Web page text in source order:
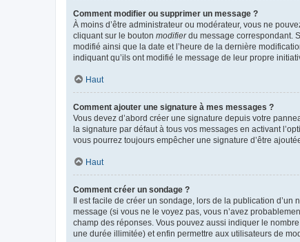
Comment modifier ou supprimer un message ?
À moins d’être administrateur ou modérateur, vous ne
cliquant sur le bouton modifierdu message correspondant.
modifié ainsi que la date et l’heure de la dernière
indiquant qu’ils ont modifié le message de leur propre
Haut
Comment ajouter une signature à mes messages ?
Vous devez d’abord créer une signature depuis votre
la signature par défaut à tous vos messages en activant
vous pourrez toujours empêcher une signature d’être
Haut
Comment créer un sondage ?
Il est facile de créer un sondage, lors de la publication
message (si vous ne le voyez pas, vous n’avez
champ des réponses. Vous pouvez aussi indiquer le
une durée illimitée) et enfin permettre aux utilisateurs de